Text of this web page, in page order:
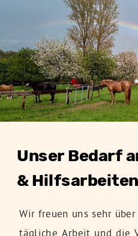
Unser Bedarf
& Hilfsarbeiten
Wir freuen uns sehr
tägliche Arbeit und die